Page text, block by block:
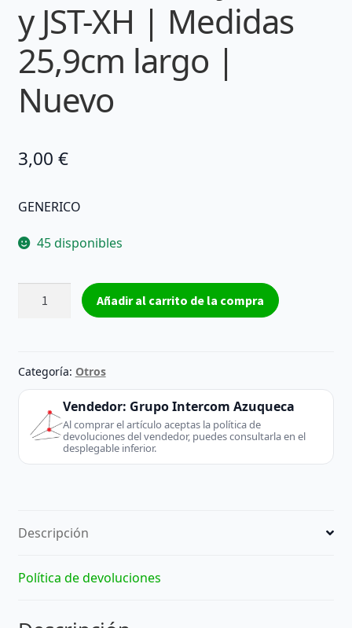
y JST-XH | Medidas
25,9cm largo |
Nuevo
3,00 €
GENERICO
45 disponibles
JST-
PH
JST-
XH
|
|
cantidad
Añadir al carrito de la compra
Categoría: Otros
Vendedor: Grupo Intercom Azuqueca
Al comprar el artículo aceptas la política de
devoluciones del vendedor, puedes consultarla en el
desplegable inferior.
Descripción
Política de devoluciones